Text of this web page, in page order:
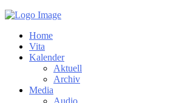
Home
Vita
Kalender
Aktuell
Archiv
Media
Audio